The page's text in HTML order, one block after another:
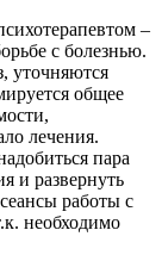
–
с болезнью.
уточняются
общее
лечения.
пара
и развернуть
работы с
необходимо